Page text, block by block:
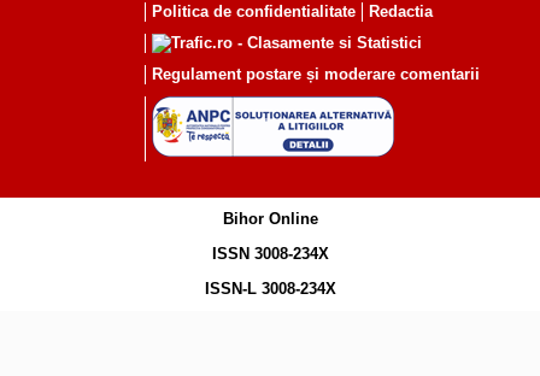
Politica de confidentialitate
Redactia
Regulament postare și moderare comentarii
Bihor Online
ISSN 3008-234X
ISSN-L 3008-234X